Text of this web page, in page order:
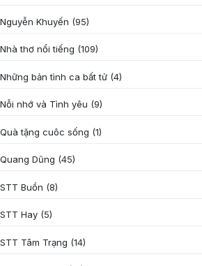
Nguyễn Khuyến (95)
Nhà thơ nổi tiếng (109)
Những bản tình ca bất tử (4)
Nỗi nhớ và Tình yêu (9)
Quà tặng cuôc sống (1)
Quang Dũng (45)
STT Buồn (8)
STT Hay (5)
STT Tâm Trạng (14)